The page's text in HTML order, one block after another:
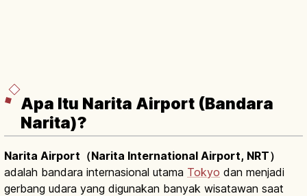
Apa Itu Narita Airport (Bandara
Narita)?
Narita Airport（Narita International Airport, NRT）
adalah bandara internasional utama Tokyo dan menjadi
gerbang udara yang digunakan banyak wisatawan saat